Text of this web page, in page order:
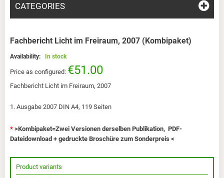
CATEGORIES
Fachbericht Licht im Freiraum, 2007 (Kombipaket)
Availability: In stock
Price as configured: €51.00
Fachbericht Licht im Freiraum, 2007
1. Ausgabe 2007 DIN A4, 119 Seiten
* >Kombipaket=Zwei Versionen derselben Publikation, PDF-
Dateidownload + gedruckte Broschüre zum Sonderpreis <
Product variants